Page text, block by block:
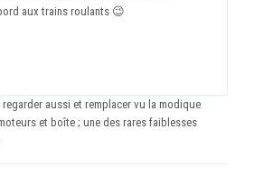
aux trains roulants 😉
regarder aussi et remplacer vu la modique
et boîte ; une des rares faiblesses